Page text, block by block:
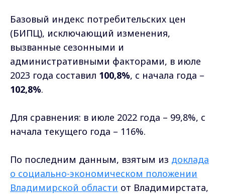
Базовый индекс потребительских цен
(БИПЦ), исключающий изменения,
вызванные сезонными и
административными факторами, в июле
2023 года составил 100,8%, с начала года –
102,8%.
Для сравнения: в июле 2022 года – 99,8%, с
начала текущего года – 116%.
По последним данным, взятым из доклада
о социально-экономическом положении
Владимирской области от Владимирстата,